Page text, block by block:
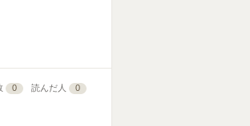
0 読んだ人 0